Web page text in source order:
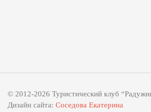
© 2012-2026 Туристический клуб
Дизайн сайта: Соседова Екатерина